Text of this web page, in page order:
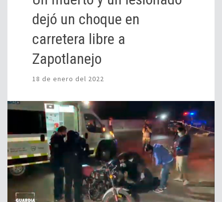
dejó un choque en
carretera libre a
Zapotlanejo
18 de enero del 2022